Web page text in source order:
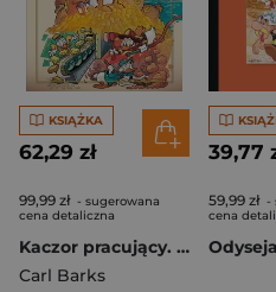
KSIĄŻKA
62,29 zł
99,99 zł - sugerowana
cena detaliczna
Kaczor pracujący. Wielcy bohaterowie Disneya. Kaczor Donald. Tom 3
Carl Barks
39,77
59,99 zł -
cena